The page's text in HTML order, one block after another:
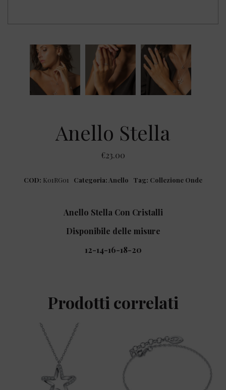
Anello Stella
€23.00
COD: K01RG01 Categoria: Anello Tag: Collezione Onde
Anello Stella Con Cristalli
Disponibile delle misure
12-14-16-18-20
Prodotti correlati